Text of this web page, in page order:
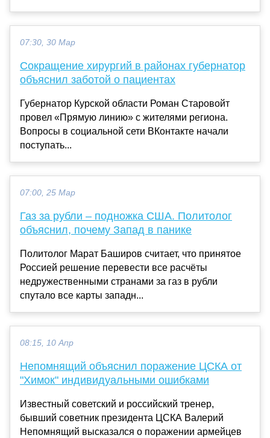
07:30, 30 Мар
Сокращение хирургий в районах губернатор
объяснил заботой о пациентах
Губернатор Курской области Роман Старовойт
провел «Прямую линию» с жителями региона.
Вопросы в социальной сети ВКонтакте начали
поступать...
07:00, 25 Мар
Газ за рубли – подножка США. Политолог
объяснил, почему Запад в панике
Политолог Марат Баширов считает, что принятое
Россией решение перевести все расчёты
недружественными странами за газ в рубли
спутало все карты западн...
08:15, 10 Апр
Непомнящий объяснил поражение ЦСКА от
"Химок" индивидуальными ошибками
Известный советский и российский тренер,
бывший советник президента ЦСКА Валерий
Непомнящий высказался о поражении армейцев